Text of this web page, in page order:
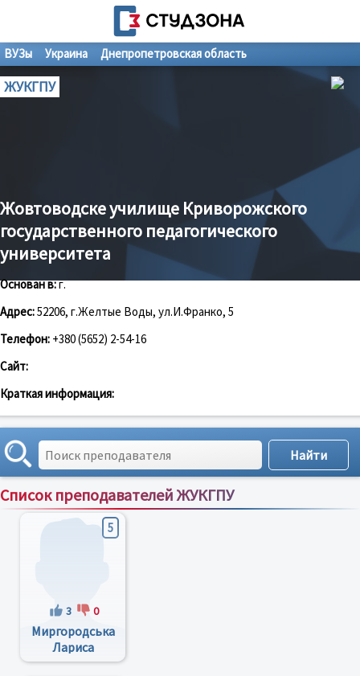
ВУЗы Украина Днепропетровская область
ЖУКГПУ
Жовтоводске училище Криворожского
государственного педагогического
университета
Основан в:г.
Адрес:52206, г.Желтые Воды, ул.И.Франко, 5
Телефон: +380 (5652) 2-54-16
Сайт:
Краткая информация:
Список преподавателей ЖУКГПУ
Сортировка по:имени;рейтингу;отзывам
5
3 0
Миргородська
Лариса
Григорівна